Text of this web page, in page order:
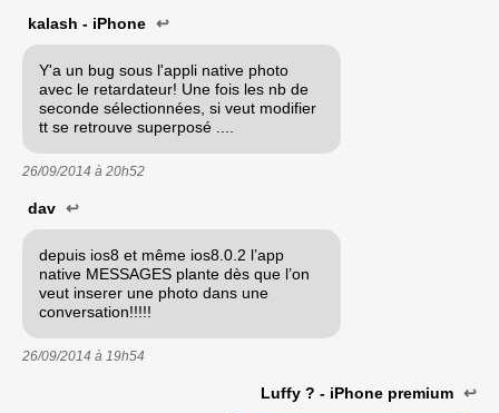
kalash - iPhone ↩
Y'a un bug sous l'appli native photo
avec le retardateur! Une fois les nb de
seconde sélectionnées, si veut modifier
tt se retrouve superposé ....
26/09/2014 à 20h52
dav ↩
depuis ios8 et même ios8.0.2 l’app
native MESSAGES plante dès que l’on
veut inserer une photo dans une
conversation!!!!!
26/09/2014 à 19h54
Luffy ? - iPhone premium ↩